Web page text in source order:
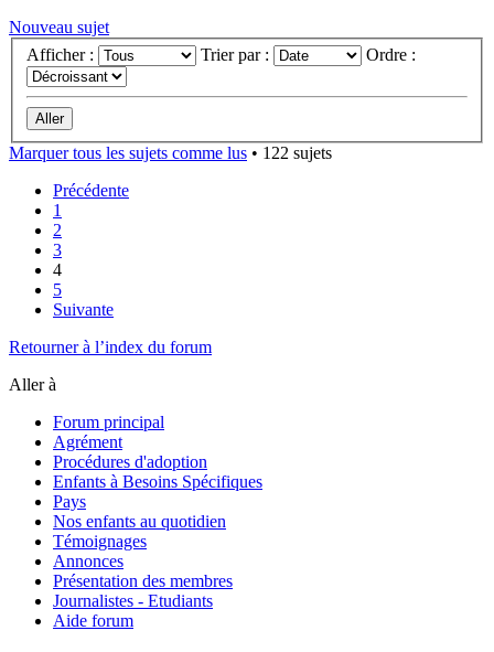
Nouveau sujet
Afficher :
Trier par : Ordre :
Marquer tous les sujets comme lus • 122 sujets
Précédente
1
2
3
4
5
Suivante
Retourner à l’index du forum
Aller à
Forum principal
Agrément
Procédures d'adoption
Enfants à Besoins Spécifiques
Pays
Nos enfants au quotidien
Témoignages
Annonces
Présentation des membres
Journalistes - Etudiants
Aide forum